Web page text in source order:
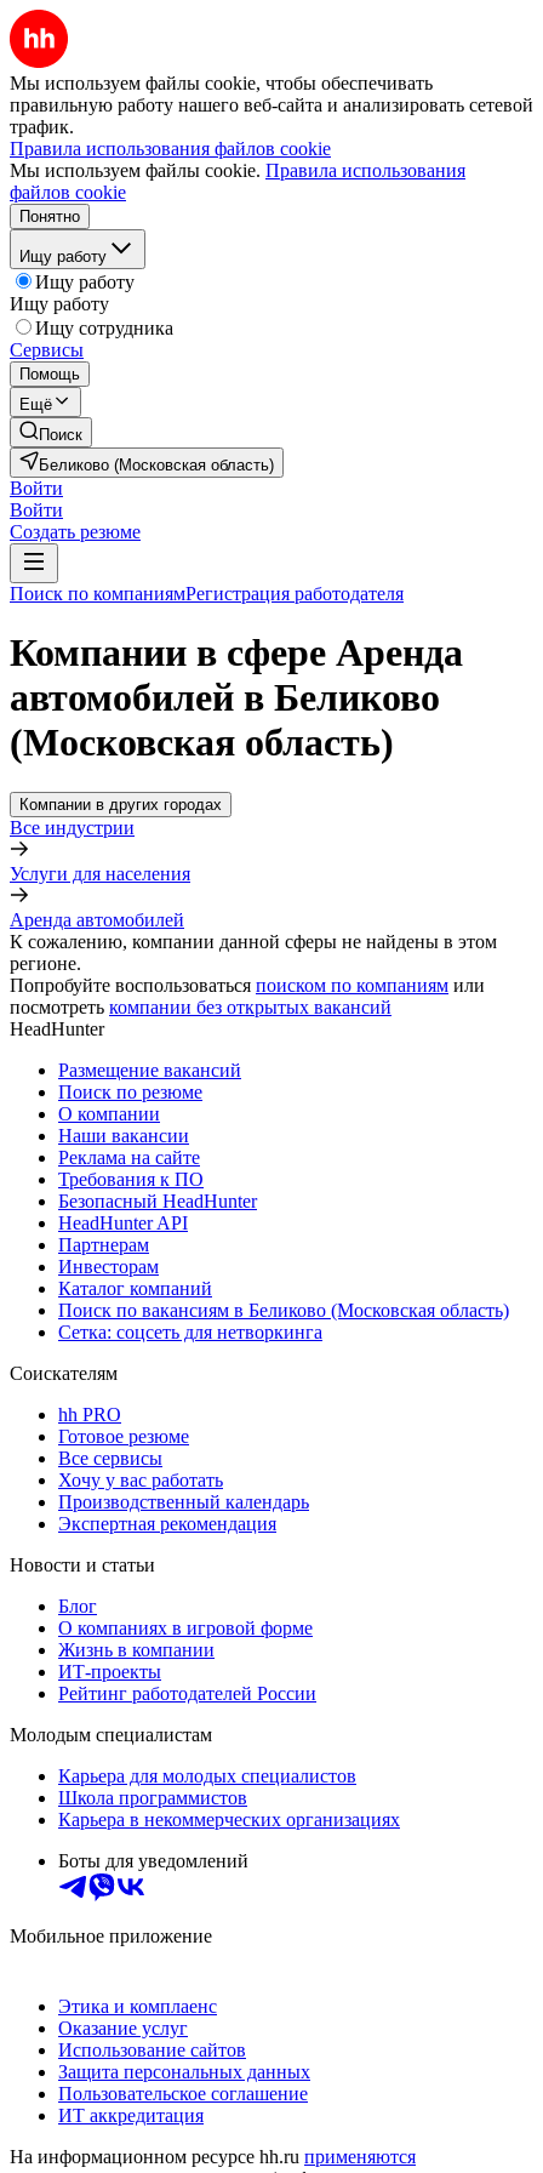
Мы используем файлы cookie, чтобы обеспечивать
правильную работу нашего веб-сайта и анализировать сетевой
трафик.
Правила использования файлов cookie
Мы используем файлы cookie. Правила использования
файлов cookie
Понятно
Ищу работу
Ищу работу
Ищу работу
Ищу сотрудника
Сервисы
Помощь
Ещё
Поиск
Беликово (Московская область)
Войти
Войти
Создать резюме
Поиск по компаниямРегистрация работодателя
Компании в сфере Аренда
автомобилей в Беликово
(Московская область)
Компании в других городах
Все индустрии
Услуги для населения
Аренда автомобилей
К сожалению, компании данной сферы не найдены в этом
регионе.
Попробуйте воспользоваться поиском по компаниям или
посмотреть компании без открытых вакансий
HeadHunter
Размещение вакансий
Поиск по резюме
О компании
Наши вакансии
Реклама на сайте
Требования к ПО
Безопасный HeadHunter
HeadHunter API
Партнерам
Инвесторам
Каталог компаний
Поиск по вакансиям в Беликово (Московская область)
Сетка: соцсеть для нетворкинга
Соискателям
hh PRO
Готовое резюме
Все сервисы
Хочу у вас работать
Производственный календарь
Экспертная рекомендация
Новости и статьи
Блог
О компаниях в игровой форме
Жизнь в компании
ИТ-проекты
Рейтинг работодателей России
Молодым специалистам
Карьера для молодых специалистов
Школа программистов
Карьера в некоммерческих организациях
Боты для уведомлений
Мобильное приложение
Этика и комплаенс
Оказание услуг
Использование сайтов
Защита персональных данных
Пользовательское соглашение
ИТ аккредитация
На информационном ресурсе hh.ru применяются